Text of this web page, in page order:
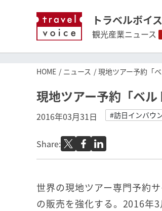
トラベルボイス
観光産業ニュース
HOME ニュース 現地ツアー予約「
現地ツアー予約「ベ
2016年03月31日 #訪日インバウ
Share:
世界の現地ツアー専門予約
の販売を強化する。2016年